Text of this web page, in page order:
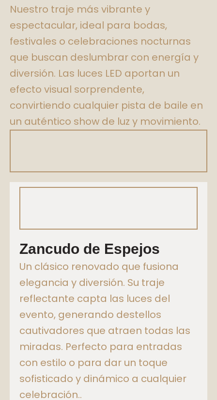
Nuestro traje más vibrante y
espectacular, ideal para bodas,
festivales o celebraciones nocturnas
que buscan deslumbrar con energía y
diversión. Las luces LED aportan un
efecto visual sorprendente,
convirtiendo cualquier pista de baile en
un auténtico show de luz y movimiento.
Zancudo de Espejos
Un clásico renovado que fusiona
elegancia y diversión. Su traje
reflectante capta las luces del
evento, generando destellos
cautivadores que atraen todas las
miradas. Perfecto para entradas
con estilo o para dar un toque
sofisticado y dinámico a cualquier
celebración..